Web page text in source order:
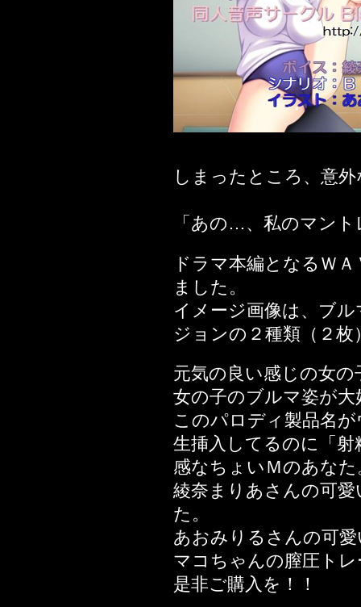
2021年10月23日発
2021年10月16日発
2021年10月10日発
2021年10月04日発
2021年05月28日発
2021年05月21日発
2021年05月14日発
Stage
2020年04月25日発
2020年04月04日発
2020年03月30日発
2020年03月14日発
2020年02月29日発
2020年02月14日発
2020年01月12日発
2019年12月08日発
2019年10月19日発
2019年10月10日発
ー編
2019年08月22日発
2019年08月01日発
2019年07月25日発
しまったところ、意
「あの…、私のマン
ドラマ本編となるＷ
ました。
イメージ画像は、ブ
ジョンの２種類（２
元気の良い感じの女
女の子のブルマ姿が
このパロディ製品名
生挿入してるのに「
感なちょいＭのあなた
綾奈まりあさんの可
た。
あおみりるさんの可
マコちゃんの膣圧ト
是非ご購入を！！